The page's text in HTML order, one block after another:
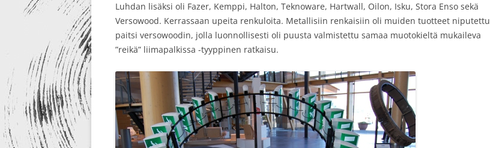
Luhdan lisäksi oli Fazer, Kemppi, Halton, Teknoware, Hartwall, Oilon, Isku, Stora Enso sekä
Versowood. Kerrassaan upeita renkuloita. Metallisiin renkaisiin oli muiden tuotteet niputettu
paitsi versowoodin, jolla luonnollisesti oli puusta valmistettu samaa muotokieltä mukaileva
”reikä” liimapalkissa -tyyppinen ratkaisu.